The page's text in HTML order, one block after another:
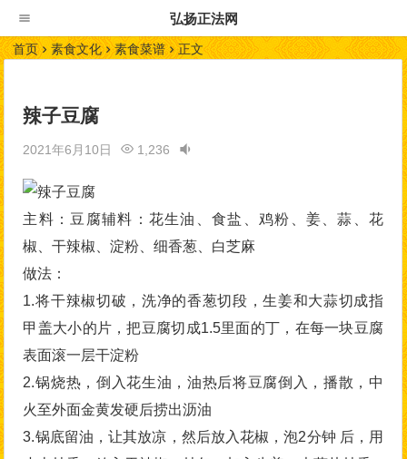
弘扬正法网
首页 素食文化 素食菜谱 正文
辣子豆腐
2021年6月10日 1,236
主料：豆腐辅料：花生油、食盐、鸡粉、姜、蒜、花
椒、干辣椒、淀粉、细香葱、白芝麻
做法：
1.将干辣椒切破，洗净的香葱切段，生姜和大蒜切成指
甲盖大小的片，把豆腐切成1.5里面的丁，在每一块豆腐
表面滚一层干淀粉
2.锅烧热，倒入花生油，油热后将豆腐倒入，播散，中
火至外面金黄发硬后捞出沥油
3.锅底留油，让其放凉，然后放入花椒，泡2分钟 后，用